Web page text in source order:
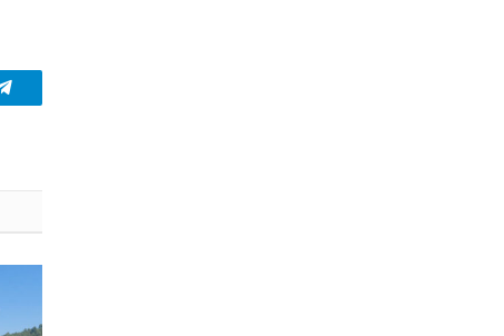
Telegram